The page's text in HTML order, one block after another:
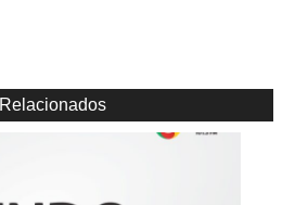
Relacionados